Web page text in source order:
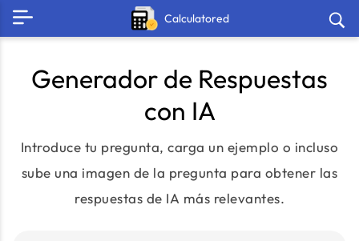
Calculatored
Generador de Respuestas
con IA
Introduce tu pregunta, carga un ejemplo o incluso
sube una imagen de la pregunta para obtener las
respuestas de IA más relevantes.